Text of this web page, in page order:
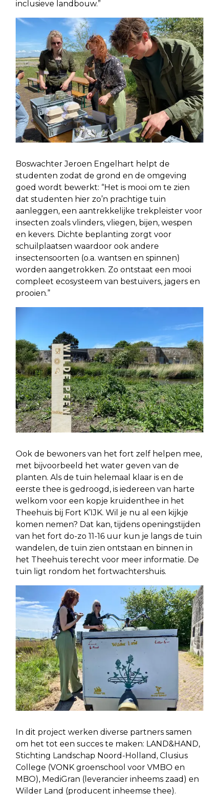
inclusieve landbouw.”
Boswachter Jeroen Engelhart helpt de
studenten zodat de grond en de omgeving
goed wordt bewerkt: “Het is mooi om te zien
dat studenten hier zo’n prachtige tuin
aanleggen, een aantrekkelijke trekpleister voor
insecten zoals vlinders, vliegen, bijen, wespen
en kevers. Dichte beplanting zorgt voor
schuilplaatsen waardoor ook andere
insectensoorten (o.a. wantsen en spinnen)
worden aangetrokken. Zo ontstaat een mooi
compleet ecosysteem van bestuivers, jagers en
prooien.”
Ook de bewoners van het fort zelf helpen mee,
met bijvoorbeeld het water geven van de
planten. Als de tuin helemaal klaar is en de
eerste thee is gedroogd, is iedereen van harte
welkom voor een kopje kruidenthee in het
Theehuis bij Fort K’IJK. Wil je nu al een kijkje
komen nemen? Dat kan, tijdens openingstijden
van het fort do-zo 11-16 uur kun je langs de tuin
wandelen, de tuin zien ontstaan en binnen in
het Theehuis terecht voor meer informatie. De
tuin ligt rondom het fortwachtershuis.
In dit project werken diverse partners samen
om het tot een succes te maken: LAND&HAND,
Stichting Landschap Noord-Holland, Clusius
College (VONK groenschool voor VMBO en
MBO), MediGran (leverancier inheems zaad) en
Wilder Land (producent inheemse thee).